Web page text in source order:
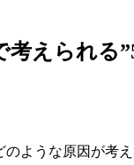
考えられ
ような原因が考